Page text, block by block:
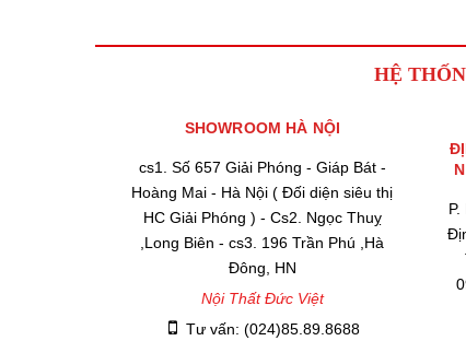
HỆ
SHOWROOM HÀ NỘI
cs1. Số 657 Giải Phóng - Giáp Bát -
Hoàng Mai - Hà Nội ( Đối diện siêu thị
HC Giải Phóng ) - Cs2. Ngọc Thuỵ
,Long Biên - cs3. 196 Trần Phú ,Hà
Đông, HN
Nội Thất Đức Việt
Tư vấn: (024)85.89.8688